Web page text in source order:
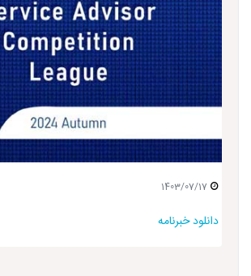
1403/07/17
دانلود خبرنامه